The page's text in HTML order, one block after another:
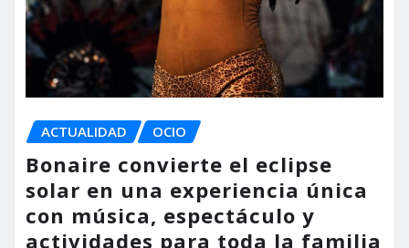
ACTUALIDAD OCIO
Bonaire convierte el eclipse
solar en una experiencia única
con música, espectáculo y
actividades para toda la familia